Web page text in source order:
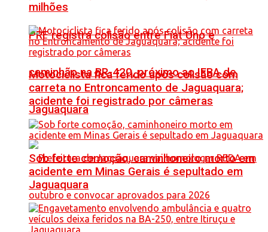
PRF registra colisão entre Fiat Uno e
caminhão na BR-420, próximo ao IFBA de
Jaguaquara
milhões
Motociclista fica ferido após colisão com
carreta no Entroncamento de Jaguaquara;
acidente foi registrado por câmeras
Sob forte comoção, caminhoneiro morto em
acidente em Minas Gerais é sepultado em
Jaguaquara